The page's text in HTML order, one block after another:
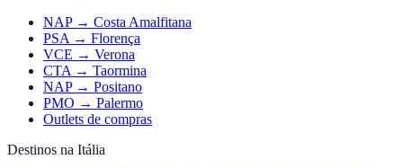
NAP → Costa Amalfitana
PSA → Florença
VCE → Verona
CTA → Taormina
NAP → Positano
PMO → Palermo
Outlets de compras
Destinos na Itália